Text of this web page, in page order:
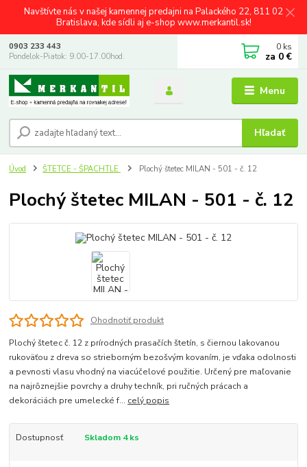
Navštívte nás v našej kamennej predajni na Palackého 22, 811 02
Bratislava, kde sídli aj e-shop www.merkantil.sk!
Menu
Hľadať
0903 233 443
Pondelok-Piatok: 9.00-17.00hod.
0 ks
za 0 €
Úvod ŠTETCE - ŠPACHTLE Plochý štetec MILAN - 501 - č. 12
Plochý štetec MILAN - 501 - č. 12
Ohodnotiť produkt
Plochý štetec č. 12 z prírodných prasačích štetín, s čiernou lakovanou
rukoväťou z dreva so strieborným bezošvým kovaním, je vďaka odolnosti
a pevnosti vlasu vhodný na viacúčelové použitie. Určený pre maľovanie
na najrôznejšie povrchy a druhy techník, pri ručných prácach a
dekoráciách pre umelecké f... celý popis
Dostupnosť Skladom 4 ks